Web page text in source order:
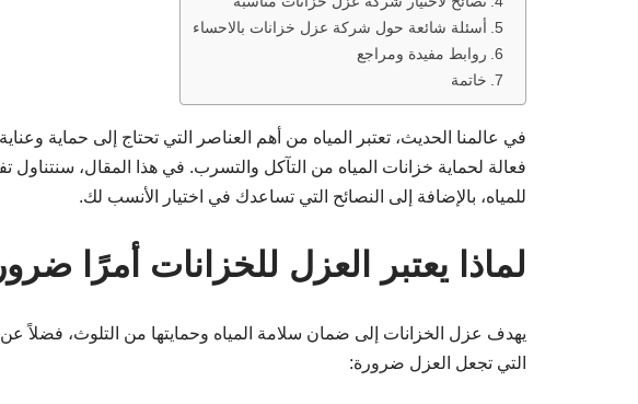
أسئلة شائعة حول شركة عزل خزانات بالاحساء
روابط مفيدة ومراجع
خاتمة
في عالمنا الحديث، تعتبر المياه من أهم العناصر التي تحتاج إلى حماية
فعالة لحماية خزانات المياه من التآكل والتسرب. في هذا المقال،
للمياه، بالإضافة إلى النصائح التي تساعدك في اختيار الأنسب لك.
لماذا يعتبر العزل للخزانات أمرًا
يهدف عزل الخزانات إلى ضمان سلامة المياه وحمايتها من التلوث، فضلاً
التي تجعل العزل ضرورة: